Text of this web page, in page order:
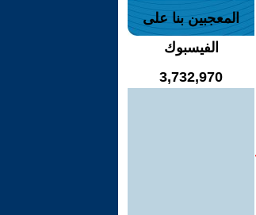
المعجبين بنا على
الفيسبوك
3,732,970